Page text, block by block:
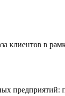
клиентов в
предприятий: